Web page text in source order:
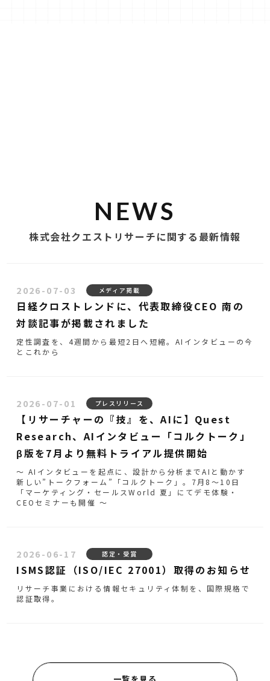
NEWS
株式会社クエストリサーチに関する最新情報
2026-07-03 メディア掲載
日経クロストレンドに、代表取締役CEO 南の
対談記事が掲載されました
定性調査を、4週間から最短2日へ短縮。AIインタビューの今
とこれから
2026-07-01 プレスリリース
【リサーチャーの『技』を、AIに】Quest
Research、AIインタビュー「コルクトーク」
β版を7月より無料トライアル提供開始
～ AIインタビューを起点に、設計から分析までAIと動かす
新しい”トークフォーム”「コルクトーク」。7月8〜10日
「マーケティング・セールスWorld 夏」にてデモ体験・
CEOセミナーも開催 ～
2026-06-17 認定・受賞
ISMS認証（ISO/IEC 27001）取得のお知らせ
リサーチ事業における情報セキュリティ体制を、国際規格で
認証取得。